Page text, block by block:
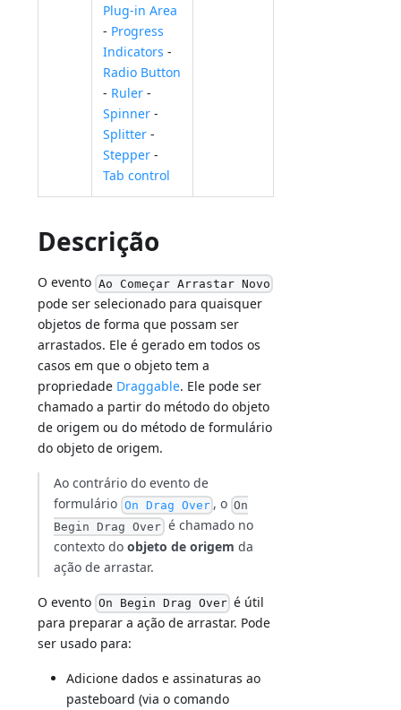
Plug-in Area
- Progress
Indicators -
Radio Button
- Ruler -
Spinner -
Splitter -
Stepper -
Tab control
Descrição
O evento Ao Começar Arrastar Novo
pode ser selecionado para quaisquer
objetos de forma que possam ser
arrastados. Ele é gerado em todos os
casos em que o objeto tem a
propriedade Draggable. Ele pode ser
chamado a partir do método do objeto
de origem ou do método de formulário
do objeto de origem.
Ao contrário do evento de
formulário On Drag Over , o On
Begin Drag Over é chamado no
contexto doobjeto de origem da
ação de arrastar.
O evento On Begin Drag Over é útil
para preparar a ação de arrastar. Pode
ser usado para:
Adicione dados e assinaturas ao
pasteboard (via o comando